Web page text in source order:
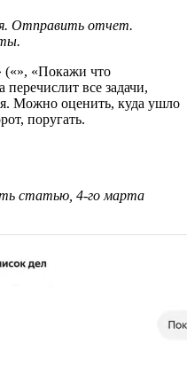
Отправить отчет.
(«», «Покажи что
все задачи,
Можно оценить, куда ушло
поругать.
статью, 4-го марта